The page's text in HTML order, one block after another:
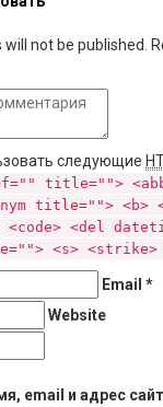
not be published.
следующие
title="">
title=""> <b>
<del
<s> <strike>
Email *
Website
email и адрес